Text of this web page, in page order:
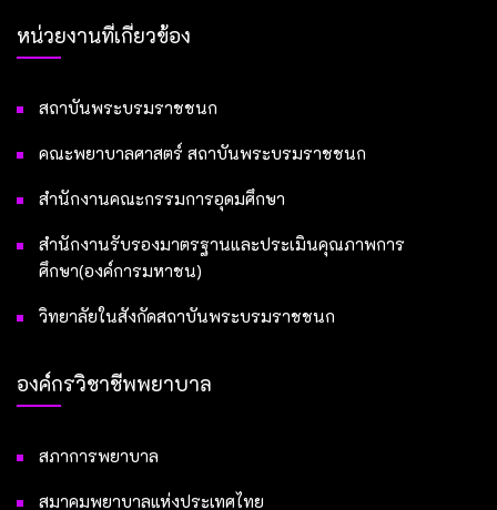
หน่วยงานที่เกี่ยวข้อง
สถาบันพระบรมราชชนก
คณะพยาบาลศาสตร์ สถาบันพระบรมราชชนก
สำนักงานคณะกรรมการอุดมศึกษา
สำนักงานรับรองมาตรฐานและประเมินคุณภาพการ
ศึกษา(องค์การมหาชน)
วิทยาลัยในสังกัดสถาบันพระบรมราชชนก
องค์กรวิชาชีพพยาบาล
สภาการพยาบาล
สมาคมพยาบาลแห่งประเทศไทย